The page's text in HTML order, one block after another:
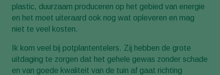
plastic, duurzaam produceren op het gebied van energie
en het moet uiteraard ook nog wat opleveren en mag
niet te veel kosten.
Ik kom veel bij potplantentelers. Zij hebben de grote
uitdaging te zorgen dat het gehele gewas zonder schade
en van goede kwaliteit van de tuin af gaat richting